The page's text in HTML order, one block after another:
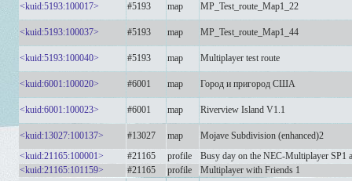
<kuid:5193:100017> #5193 map MP_Test_route_Map1_22
<kuid:5193:100037> #5193 map MP_Test_route_Map1_44
<kuid:5193:100040> #5193 map Multiplayer test route
<kuid:6001:100020> #6001 map Город и пригород США
<kuid:6001:100023> #6001 map Riverview Island V1.1
<kuid:13027:100137> #13027 map
Mojave Subdivision (enhanced)2
<kuid:21165:100001>
#21165 profile
Busy day on the NEC-Multiplayer SP1
<kuid:21165:101159>
#21165 profile
Multiplayer with Friends 1